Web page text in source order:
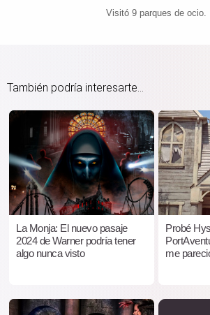
Visitó 9 parques de ocio.
También podría interesarte...
La Monja: El nuevo pasaje
2024 de Warner podría tener
algo nunca visto
Probé
me